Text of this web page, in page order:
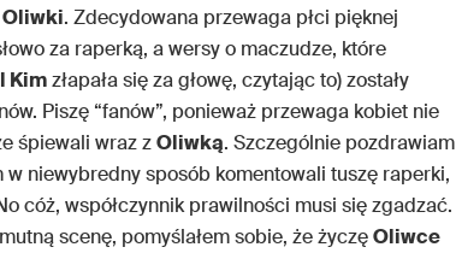
Oliwki. Zdecydowana przewaga płci pięknej
za raperką, a wersy o maczudze, które
Kimzłapała się za głowę, czytając to) zostały
Piszę “fanów”, ponieważ przewaga kobiet nie
śpiewali wraz zOliwką. Szczególnie pozdrawiam
niewybredny sposób komentowali tuszę raperki,
cóż, współczynnik prawilności musi się zgadzać.
scenę, pomyślałem sobie, że życzęOliwce